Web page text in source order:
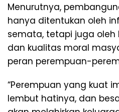
Menurutnya,
hanya ditentukan oleh
semata, tetapi juga oleh
dan kualitas moral
peran perempuan-
“Perempuan yang kuat
lembut hatinya, dan